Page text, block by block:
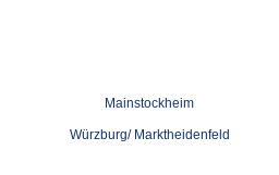
Mainstockheim
Würzburg/ Marktheidenfeld